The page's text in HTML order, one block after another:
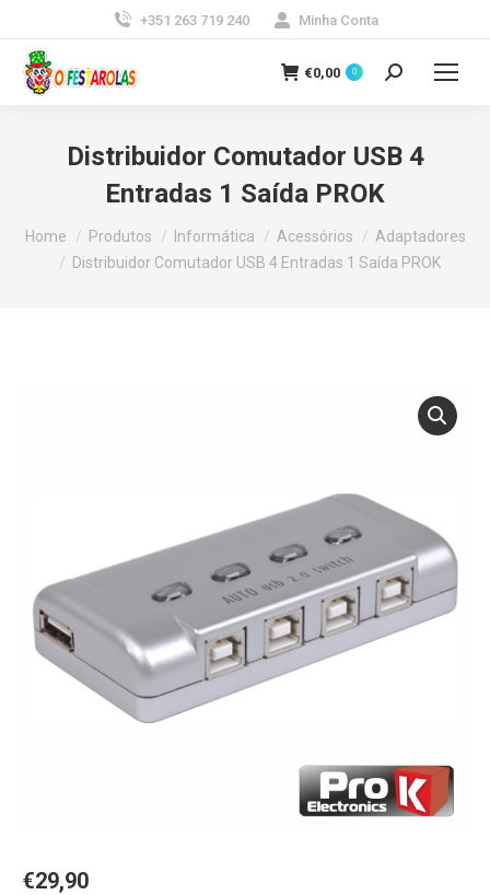
+351 263 719 240 Minha Conta
€0,00 0 Search:
Distribuidor Comutador USB 4
Entradas 1 Saída PROK
You are here:
Home Produtos Informática Acessórios
Adaptadores
Distribuidor Comutador USB 4 Entradas 1 Saída PROK
€29,90